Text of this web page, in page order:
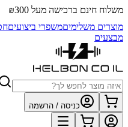
משלוח חינם ברכישה מעל ₪300
מוצרים משלימיםמשפרי ביצועים
מבצעים
כניסה / הרשמה